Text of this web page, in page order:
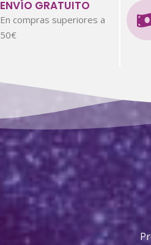
ENVÍO GRATUITO
En compras superiores a
50€